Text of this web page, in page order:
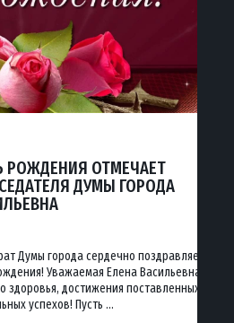
РОЖДЕНИЯ ОТМЕЧАЕТ
ДУМЫ ГОРОДА
Думы города сердечно поздравляет
Уважаемая Елена Васильевна!
здоровья, достижения поставленных
успехов! Пусть ...